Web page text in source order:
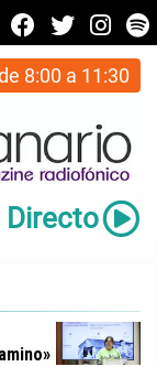
8:00 a 11:30
Directo